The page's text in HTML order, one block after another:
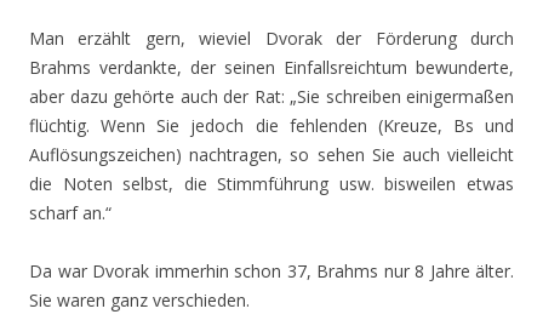
Man erzählt gern, wieviel Dvorak der Förderung durch
Brahms verdankte, der seinen Einfallsreichtum bewunderte,
aber dazu gehörte auch der Rat: „Sie schreiben einigermaßen
flüchtig. Wenn Sie jedoch die fehlenden (Kreuze, Bs und
Auflösungszeichen) nachtragen, so sehen Sie auch vielleicht
die Noten selbst, die Stimmführung usw. bisweilen etwas
scharf an.“
Da war Dvorak immerhin schon 37, Brahms nur 8 Jahre älter.
Sie waren ganz verschieden.